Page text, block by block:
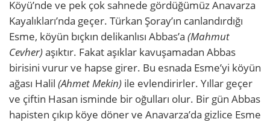
Köyü’nde ve pek çok sahnede gördüğümüz Anavarza
Kayalıkları’nda geçer. Türkan Şoray’ın canlandırdığı
Esme, köyün bıçkın delikanlısı Abbas’a (Mahmut
Cevher)aşıktır. Fakat aşıklar kavuşamadan Abbas
birisini vurur ve hapse girer. Bu esnada Esme’yi köyün
ağası Halil (Ahmet Mekin) ile evlendirirler. Yıllar geçer
ve çiftin Hasan isminde bir oğulları olur. Bir gün Abbas
hapisten çıkıp köye döner ve Anavarza’da gizlice Esme